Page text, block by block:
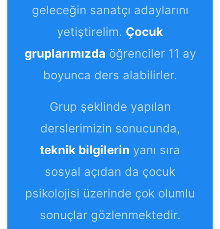
geleceğin sanatçı adaylarını
yetiştirelim. Çocuk
gruplarımızda öğrenciler 11 ay
boyunca ders alabilirler.
Grup şeklinde yapılan
derslerimizin sonucunda,
teknik bilgilerin yanı sıra
sosyal açıdan da çocuk
psikolojisi üzerinde çok olumlu
sonuçlar gözlenmektedir.